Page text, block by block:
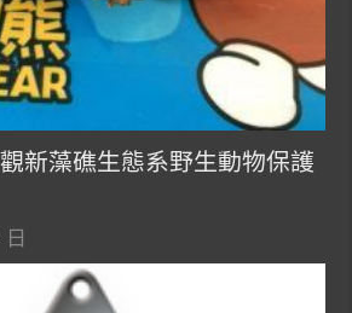
新藻礁生態系野生動物保護